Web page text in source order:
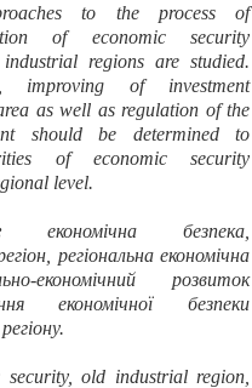
to the process of
of economic security
regions are studied.
improving of investment
as well as regulation of the
should be determined to
of economic security
level.
економічна безпека,
регіональна економічна
економічний розвиток
економічної безпеки
security, old industrial region,